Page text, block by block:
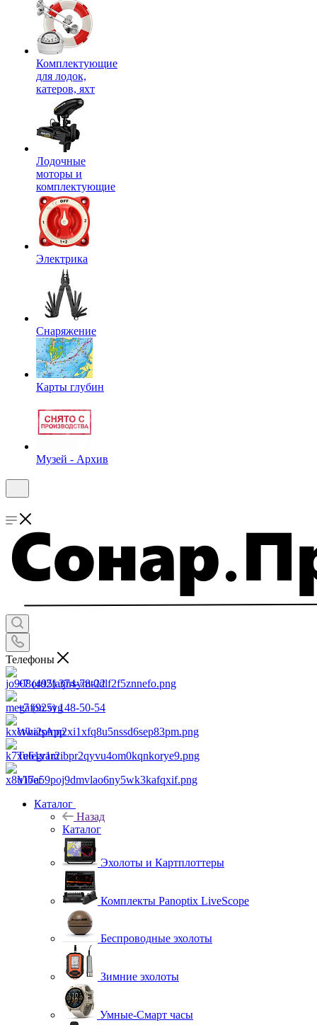
Комплектующие
для лодок,
катеров, яхт
Лодочные
моторы и
комплектующие
Электрика
Снаряжение
Карты глубин
Музей - Архив
Телефоны
+7 (495) 374-78-22
+7 (925) 148-50-54
WhatsApp
Telegram
Viber
Каталог
Назад
Каталог
Эхолоты и Картплоттеры
Комплекты Panoptix LiveScope
Беспроводные эхолоты
Зимние эхолоты
Умные-Смарт часы